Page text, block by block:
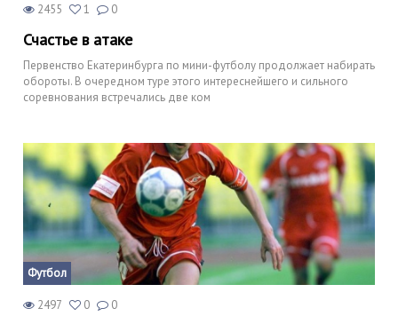
2455 1 0
Счастье в атаке
Первенство Екатеринбурга по мини-футболу продолжает набирать
обороты. В очередном туре этого интереснейшего и сильного
соревнования встречались две ком
Футбол
2497 0 0